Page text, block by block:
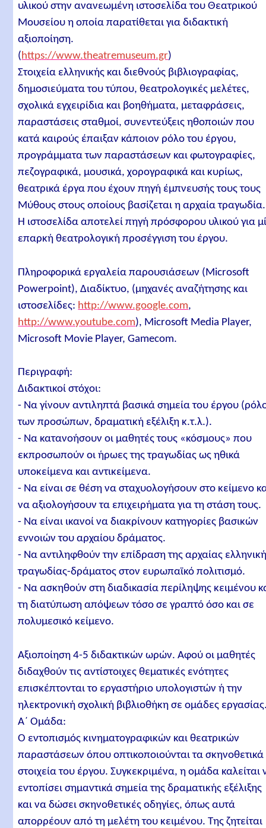
υλικού στην ανανεωμένη ιστοσελίδα του Θεατρικού
Μουσείου η οποία παρατίθεται για διδακτική
αξιοποίηση.
(https://www.theatremuseum.gr)
Στοιχεία ελληνικής και διεθνούς βιβλιογραφίας,
δημοσιεύματα του τύπου, θεατρολογικές μελέτες,
σχολικά εγχειρίδια και βοηθήματα, μεταφράσεις,
παραστάσεις σταθμοί, συνεντεύξεις ηθοποιών που
κατά καιρούς έπαιξαν κάποιον ρόλο του έργου,
προγράμματα των παραστάσεων και φωτογραφίες,
πεζογραφικά, μουσικά, χορογραφικά και κυρίως,
θεατρικά έργα που έχουν πηγή έμπνευσής τους τους
Μύθους στους οποίους βασίζεται η αρχαία τραγωδία.
Η ιστοσελίδα αποτελεί πηγή πρόσφορου υλικού για
επαρκή θεατρολογική προσέγγιση του έργου.
Πληροφορικά εργαλεία παρουσιάσεων (Microsoft
Powerpoint), Διαδίκτυο, (μηχανές αναζήτησης και
ιστοσελίδες: http://www.google.com,
http://www.youtube.com), Microsoft Media Player,
Microsoft Movie Player, Gamecom.
Περιγραφή:
Διδακτικοί στόχοι:
- Να γίνουν αντιληπτά βασικά σημεία του έργου
των προσώπων, δραματική εξέλιξη κ.τ.λ.).
- Να κατανοήσουν οι μαθητές τους «κόσμους» που
εκπροσωπούν οι ήρωες της τραγωδίας ως ηθικά
υποκείμενα και αντικείμενα.
- Να είναι σε θέση να σταχυολογήσουν στο κείμενο
να αξιολογήσουν τα επιχειρήματα για τη στάση τους.
- Να είναι ικανοί να διακρίνουν κατηγορίες βασικών
εννοιών του αρχαίου δράματος.
- Να αντιληφθούν την επίδραση της αρχαίας
τραγωδίας-δράματος στον ευρωπαϊκό πολιτισμό.
- Να ασκηθούν στη διαδικασία περίληψης κειμένου
τη διατύπωση απόψεων τόσο σε γραπτό όσο και σε
πολυμεσικό κείμενο.
Aξιοποίηση 4-5 διδακτικών ωρών. Αφού οι μαθητές
διδαχθούν τις αντίστοιχες θεματικές ενότητες
επισκέπτονται το εργαστήριο υπολογιστών ή την
ηλεκτρονική σχολική βιβλιοθήκη σε ομάδες
Α΄ Ομάδα:
Ο εντοπισμός κινηματογραφικών και θεατρικών
παραστάσεων όπου οπτικοποιούνται τα σκηνοθετικά
στοιχεία του έργου. Συγκεκριμένα, η ομάδα καλείται
εντοπίσει σημαντικά σημεία της δραματικής εξέλιξης
και να δώσει σκηνοθετικές οδηγίες, όπως αυτά
απορρέουν από τη μελέτη του κειμένου. Της ζητείται